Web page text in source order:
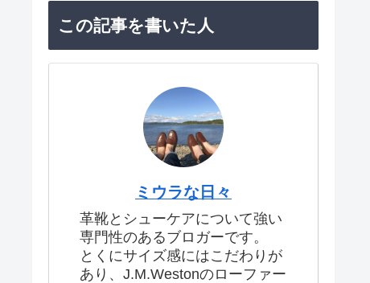
この記事を書いた人
ミウラな日々
革靴とシューケアについて強い
専門性のあるブロガーです。
とくにサイズ感にはこだわりが
あり、J.M.Westonのローファー